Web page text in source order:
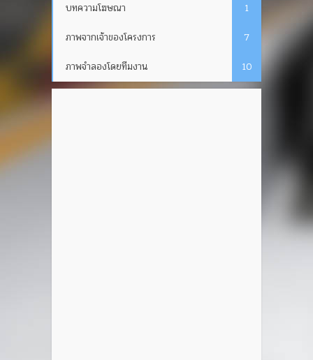
บทความโฆษณา
1
ภาพจากเจ้าของโครงการ
7
ภาพจำลองโดยทีมงาน
10